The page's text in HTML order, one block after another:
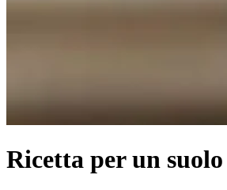
Ricetta per un